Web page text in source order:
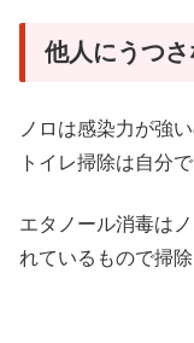
他人にうつ
ノロは感染力が強
トイレ掃除は自分
エタノール消毒は
れているもので掃除